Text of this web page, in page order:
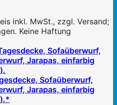
inkl. MwSt., zzgl. Versand;
Keine Haftung
Sofaüberwurf,
Jarapas, einfarbig